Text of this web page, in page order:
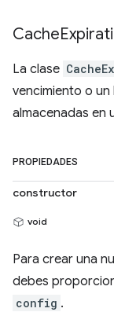
Cache
La clase
vencimiento o
almacenadas en
PROPIEDADES
constructor
void
Para crear una
debes
config .